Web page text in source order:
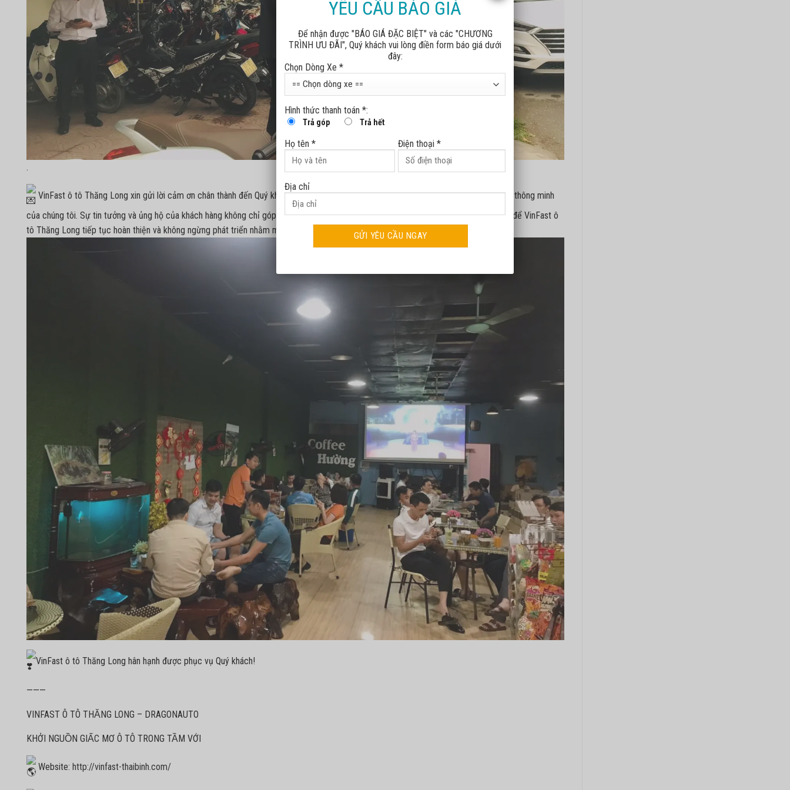
.
VinFast ô tô Thăng Long xin gửi lời cảm ơn chân thành đến Quý khách hàng tại Quỳnh Phụ đã đến tham dự sự kiện lái thử ô tô điện thông minh
của chúng tôi. Sự tin tưởng và ủng hộ của khách hàng không chỉ góp phần làm nên thành công của sự kiện mà còn là nguồn động lực để VinFast ô
tô Thăng Long tiếp tục hoàn thiện và không ngừng phát triển nhằm mang tới cho khách hàng những trải nghiệm và dịch vụ tốt nhất.
VinFast ô tô Thăng Long hân hạnh được phục vụ Quý khách!
———
VINFAST Ô TÔ THĂNG LONG – DRAGONAUTO
KHỞI NGUỒN GIẤC MƠ Ô TÔ TRONG TẦM VỚI
Website: http://vinfast-thaibinh.com/
YÊU CẦU BÁO GIÁ
Để nhận được "BÁO GIÁ ĐẶC BIỆT" và các "CHƯƠNG
TRÌNH ƯU ĐÃI", Quý khách vui lòng điền form báo giá dưới
đây:
Chọn Dòng Xe *
Hình thức thanh toán *:
Trả góp Trả hết
Họ tên * Điện thoại *
Địa chỉ